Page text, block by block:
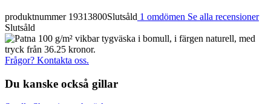
produktnummer 19313800Slutsåld 1 omdömen Se alla recensioner
Slutsåld
Frågor? Kontakta oss.
Du kanske också gillar